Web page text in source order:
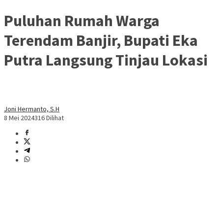
Puluhan Rumah Warga
Terendam Banjir, Bupati Eka
Putra Langsung Tinjau Lokasi
Joni Hermanto, S.H
8 Mei 2024316 Dilihat